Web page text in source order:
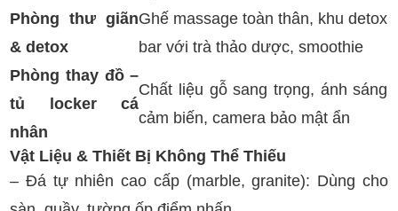
Phòng thư giãn
& detox
Ghế massage toàn thân, khu detox
bar với trà thảo dược, smoothie
Phòng thay đồ –
tủ locker cá
nhân
Chất liệu gỗ sang trọng, ánh sáng
cảm biến, camera bảo mật ẩn
Vật Liệu & Thiết Bị Không Thể Thiếu
– Đá tự nhiên cao cấp (marble, granite): Dùng cho